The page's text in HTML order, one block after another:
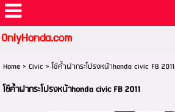
OnlyHonda.com
Home> Civic >โช๊ค้ำฝากระโปรงหน้าhonda civic FB 2011
โช๊ค้ำฝากระโปรงหน้าhonda civic FB 2011